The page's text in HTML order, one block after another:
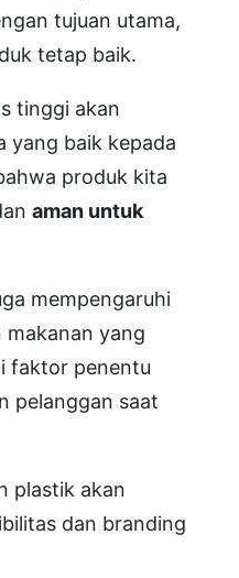
tujuan utama,
tetap baik.
tinggi akan
yang baik kepada
produk kita
aman untuk
mempengaruhi
makanan yang
faktor penentu
pelanggan saat
plastik akan
dan branding